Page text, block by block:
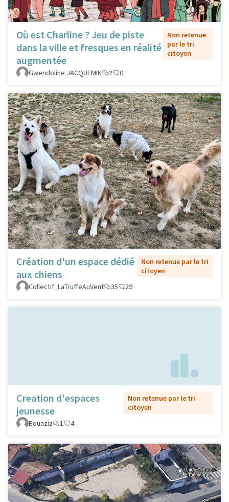
Où est Charline ? Jeu de piste
dans la ville et fresques en réalité
augmentée
Non retenue
par le tri
citoyen
Gwendoline JACQUEMIN 2 0
Création d'un espace dédié
aux chiens
Non retenue par le tri
citoyen
Collectif_LaTruffeAuVent
35 29
Creation d'espaces
jeunesse
Non retenue par le tri
citoyen
Bouaziz
1 4